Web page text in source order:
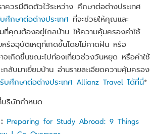
ควรมีติดตัวไว้ระหว่าง ศึกษาต่อต่างประเทศ
ศึกษาต่อต่างประเทศ ที่จะช่วยให้คุณและ
ที่คุณต้องอยู่ไกลบ้าน ให้ความคุ้มครองค่าใช้
หรืออุบัติเหตุที่เกิดขึ้นโดยไม่คาดฝัน หรือ
จเกิดขึ้นขณะไปท่องเที่ยวช่วงวันหยุด หรือค่าใช้
กลับมาเยี่ยมบ้าน อ่านรายละเอียดความคุ้มครอง
บศึกษาต่อต่างประเทศ Allianz Travel ได้ที่นี่*
บริษัทกำหนด
Preparing for Study Abroad: 9 Things